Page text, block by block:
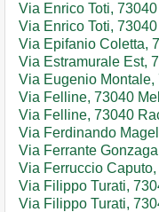
Via Enrico Toti,
Via Enrico Toti,
Via Epifanio Coletta,
Via Estramurale Est,
Via Eugenio
Via Felline, 73040
Via Felline, 73040
Via Ferdinando
Via Ferrante
Via Ferruccio
Via Filippo Turati,
Via Filippo Turati,